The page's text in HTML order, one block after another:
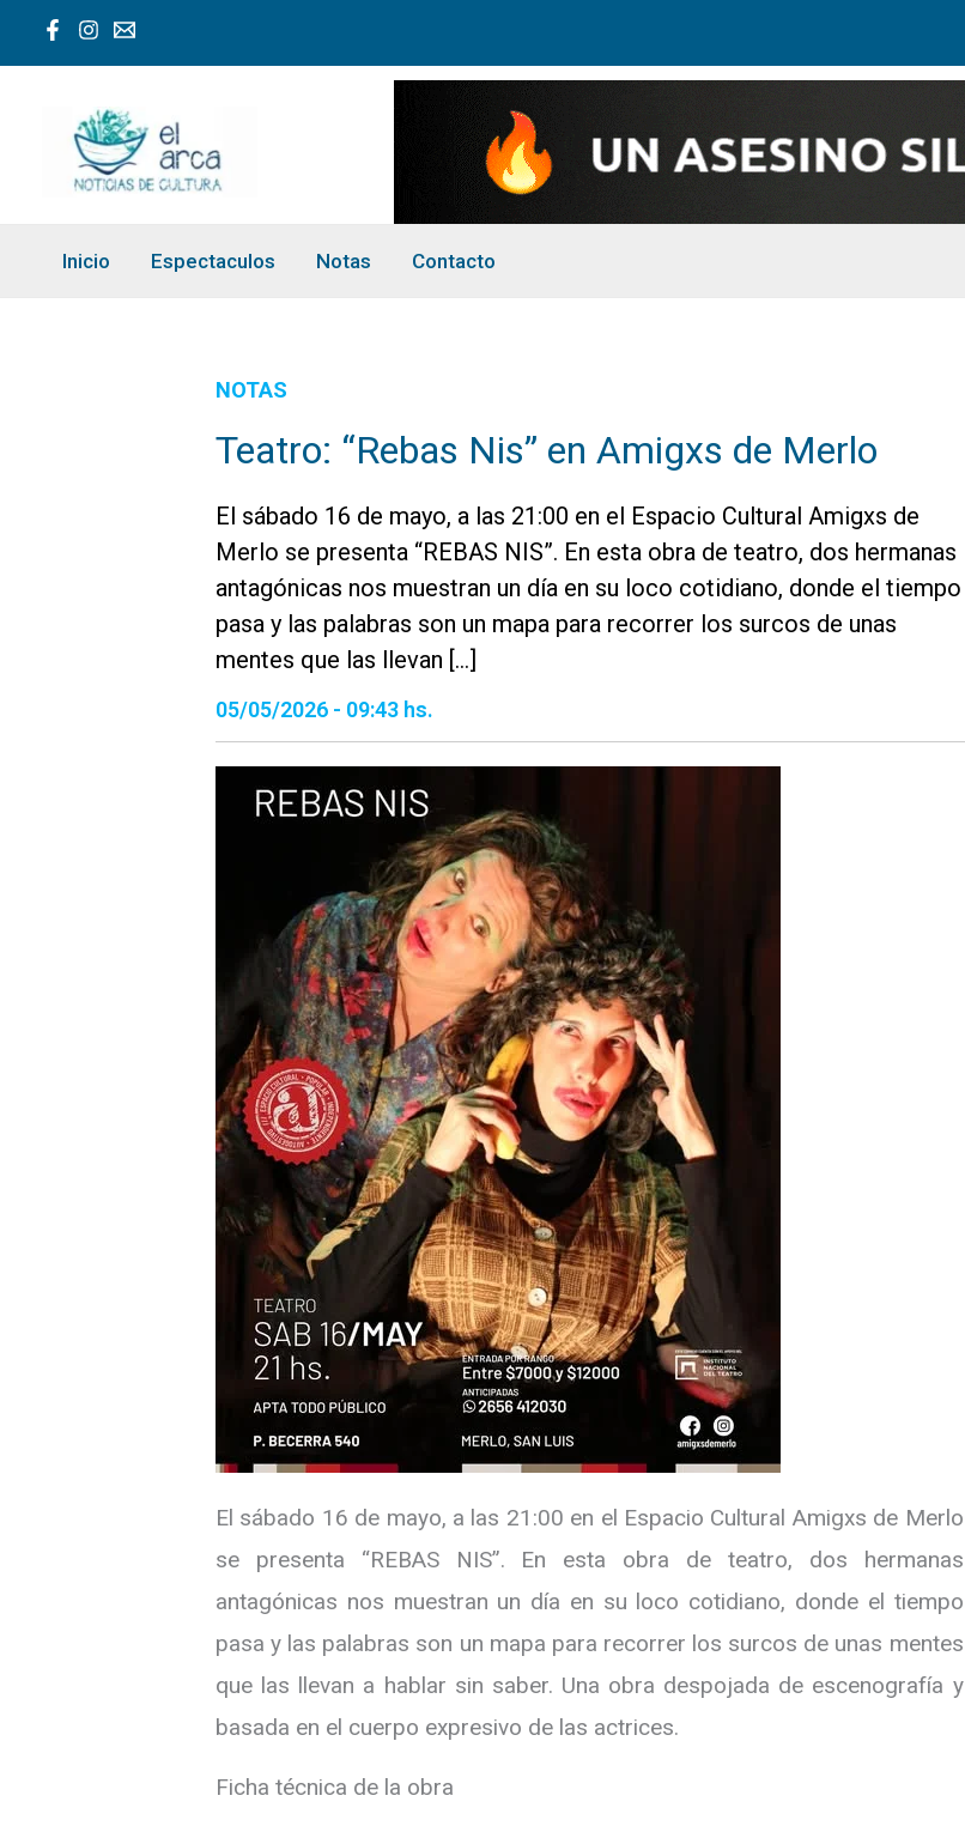
Inicio Espectaculos Notas Contacto
NOTAS
Teatro: “Rebas Nis” en Amigxs de Merlo
El sábado 16 de mayo, a las 21:00 en el Espacio Cultural Amigxs de
Merlo se presenta “REBAS NIS”. En esta obra de teatro, dos hermanas
antagónicas nos muestran un día en su loco cotidiano, donde el tiempo
pasa y las palabras son un mapa para recorrer los surcos de unas
mentes que las llevan […]
05/05/2026 - 09:43 hs.
El sábado 16 de mayo, a las 21:00 en el Espacio Cultural Amigxs de Merlo
se presenta “REBAS NIS”. En esta obra de teatro, dos hermanas
antagónicas nos muestran un día en su loco cotidiano, donde el tiempo
pasa y las palabras son un mapa para recorrer los surcos de unas mentes
que las llevan a hablar sin saber. Una obra despojada de escenografía y
basada en el cuerpo expresivo de las actrices.
Ficha técnica de la obra